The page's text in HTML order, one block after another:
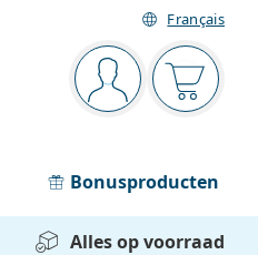
Français
Navigatie
Je bent ingelogd
Jouw
Bonusproducten
Alles op voorraad